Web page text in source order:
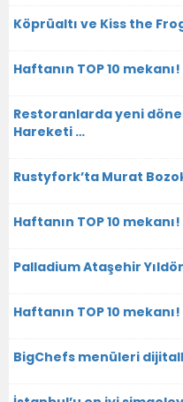
Köprüaltı ve Kiss the
Haftanın TOP 10 mekanı!
Restoranlarda yeni
Hareketi …
Rustyfork’ta Murat
Haftanın TOP 10 mekanı!
Palladium Ataşehir
Haftanın TOP 10 mekanı!
BigChefs menüleri